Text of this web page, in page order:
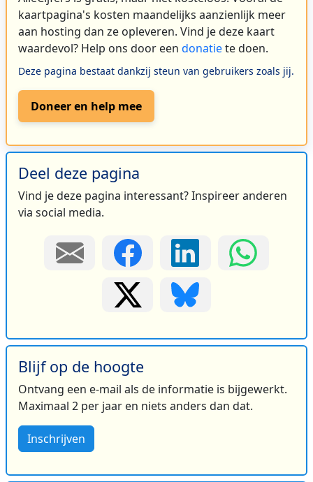
kaartpagina's kosten maandelijks aanzienlijk meer
aan hosting dan ze opleveren. Vind je deze kaart
waardevol? Help ons door een donatiete doen.
Deze pagina bestaat dankzij steun van gebruikers zoals jij.
Doneer en help mee
Deel deze pagina
Vind je deze pagina interessant? Inspireer anderen
via social media.
Blijf op de hoogte
Ontvang een e-mail als de informatie is bijgewerkt.
Maximaal 2 per jaar en niets anders dan dat.
Inschrijven